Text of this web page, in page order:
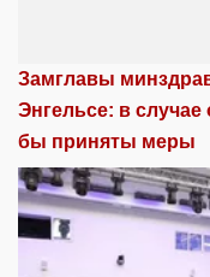
Замглавы
Энгельсе: в
бы приняты меры